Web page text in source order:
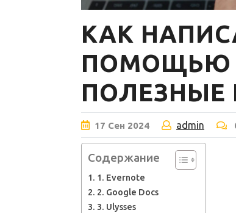
КАК
ПОМОЩЬЮ
ПОЛЕЗНЫЕ
17 Сен 2024 admin
Содержание
1. Evernote
2. Google Docs
3. Ulysses